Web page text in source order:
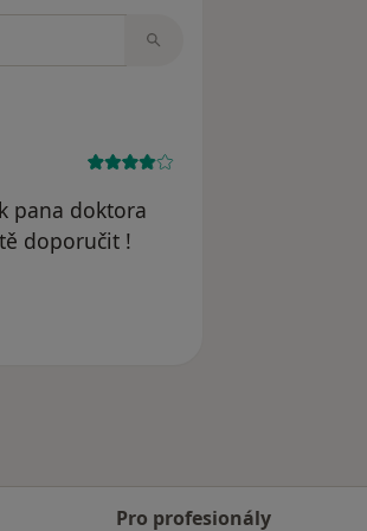
pana doktora
doporučit !
Domesová Eva
Pro profesionály